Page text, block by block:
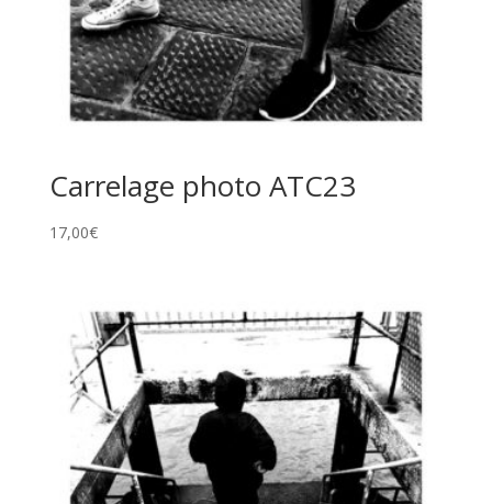
Carrelage photo ATC23
17,00€